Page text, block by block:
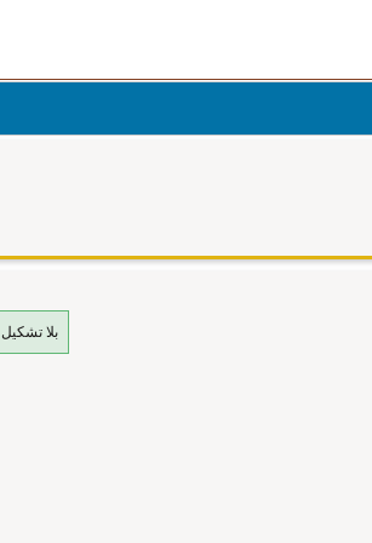
بلا تشكيل